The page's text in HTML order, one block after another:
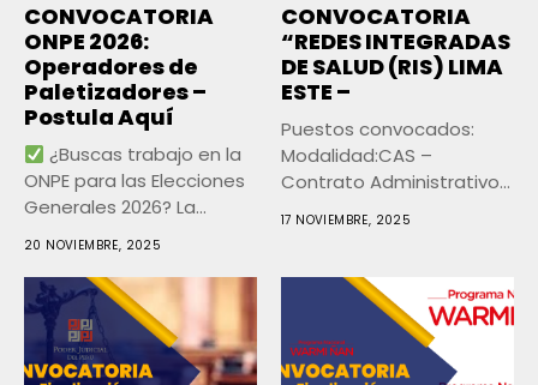
CONVOCATORIA
ONPE 2026:
Operadores de
Paletizadores –
Postula Aquí
¿Buscas trabajo en la
ONPE para las Elecciones
Generales 2026? La...
20 NOVIEMBRE, 2025
CONVOCATORIA
“REDES INTEGRADAS
DE SALUD (RIS) LIMA
ESTE –
Puestos convocados:
Modalidad:CAS –
Contrato Administrativo
Vacantes:100 plazas...
17 NOVIEMBRE, 2025